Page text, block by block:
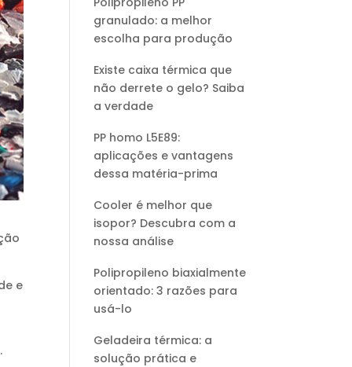
e
granulado: a melhor
escolha para produção
Existe caixa térmica que
não derrete o gelo? Saiba
a verdade
PP homo L5E89:
aplicações e vantagens
dessa matéria-prima
Cooler é melhor que
isopor? Descubra com a
nossa análise
Polipropileno biaxialmente
orientado: 3 razões para
usá-lo
Geladeira térmica: a
solução prática e